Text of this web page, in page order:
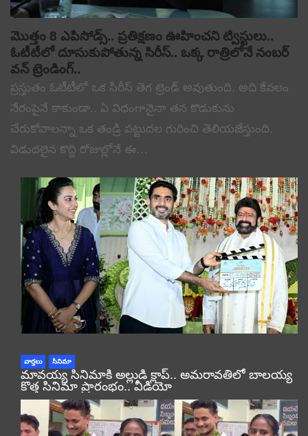
మొత్తం 8 ఎపిసోడ్స్.. ప్రతిక్షణం ఊహించని ట్విస్టులు..
ఓటీటీలో దూసుకుపోతున్న సిరీస్.. ఒక్క రాత్రిలోనే నంబర్
వన్ ట్రెండింగ్..
ప్రస్తుతం ఓటీటీలో ఒక సిరీస్ తెగ ట్రెండ్ అవుతుంది. అది కేవలం
నేరంపైనే కాకుండా.. ఏ విధంగానైనా తన కొడుకును
చేరుకోవాలన్నా ఒక తండ్రి పట్టుదల గురించి తెలియజేస్తుంది.
విడుదలైన కొద్ది రోజుల్లోనే ఈ…
వార్తలు సినిమా
మావయ్య సినిమాకి అల్లుడి క్లాప్.. అమరావతిలో బాలయ్య
కొత్త సినిమా ప్రారంభం.. వీడియో